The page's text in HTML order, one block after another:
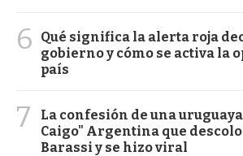
6
Qué significa la alerta roja
gobierno y cómo se activa la
país
7
La confesión de una
Caigo" Argentina que
Barassi y se hizo viral